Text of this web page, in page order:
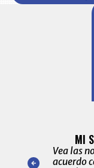
nuestro
MI
Vea las
acuerdo